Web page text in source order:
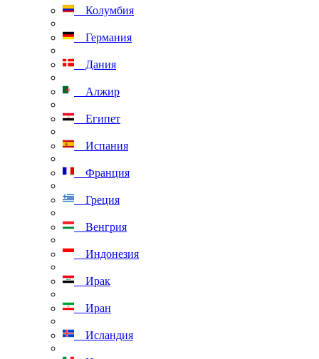
Колумбия
Германия
Дания
Алжир
Египет
Испания
Франция
Греция
Венгрия
Индонезия
Ирак
Иран
Исландия